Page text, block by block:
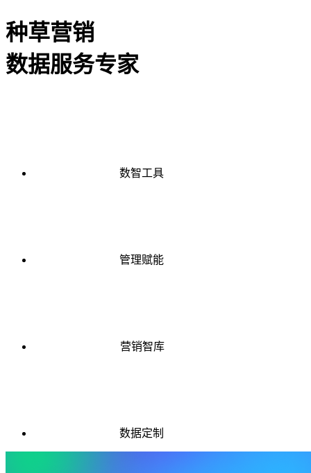
种草营销
数据服务专家
数智工具
管理赋能
营销智库
数据定制